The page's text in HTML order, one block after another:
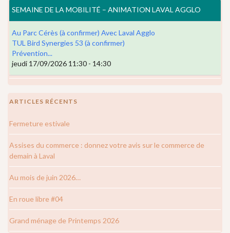
SEMAINE DE LA MOBILITÉ – ANIMATION LAVAL AGGLO
Au Parc Cérès (à confirmer) Avec Laval Agglo
TUL Bird Synergies 53 (à confirmer)
Prévention...
jeudi 17/09/2026 11:30 - 14:30
ARTICLES RÉCENTS
Fermeture estivale
Assises du commerce : donnez votre avis sur le commerce de
demain à Laval
Au mois de juin 2026…
En roue libre #04
Grand ménage de Printemps 2026